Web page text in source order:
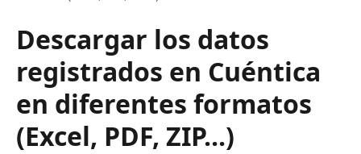
Descargar los datos
registrados en Cuéntica
en diferentes formatos
(Excel, PDF, ZIP...)